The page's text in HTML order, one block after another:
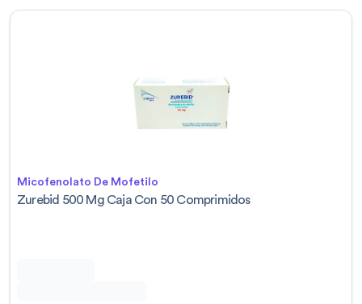
Micofenolato De Mofetilo
Zurebid 500 Mg Caja Con 50 Comprimidos